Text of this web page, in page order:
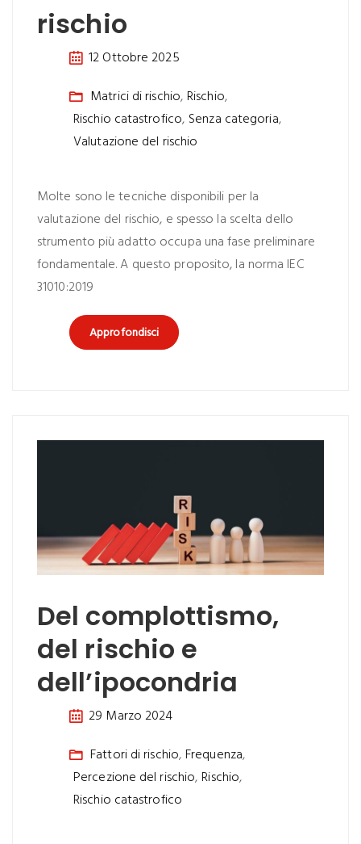
rischio
12 Ottobre 2025
Matrici di rischio,Rischio,
Rischio catastrofico, Senza categoria,
Valutazione del rischio
Molte sono le tecniche disponibili per la
valutazione del rischio, e spesso la scelta dello
strumento più adatto occupa una fase preliminare
fondamentale. A questo proposito, la norma IEC
31010:2019
Approfondisci
Del complottismo,
del rischio e
dell’ipocondria
29 Marzo 2024
Fattori di rischio,Frequenza,
Percezione del rischio, Rischio,
Rischio catastrofico